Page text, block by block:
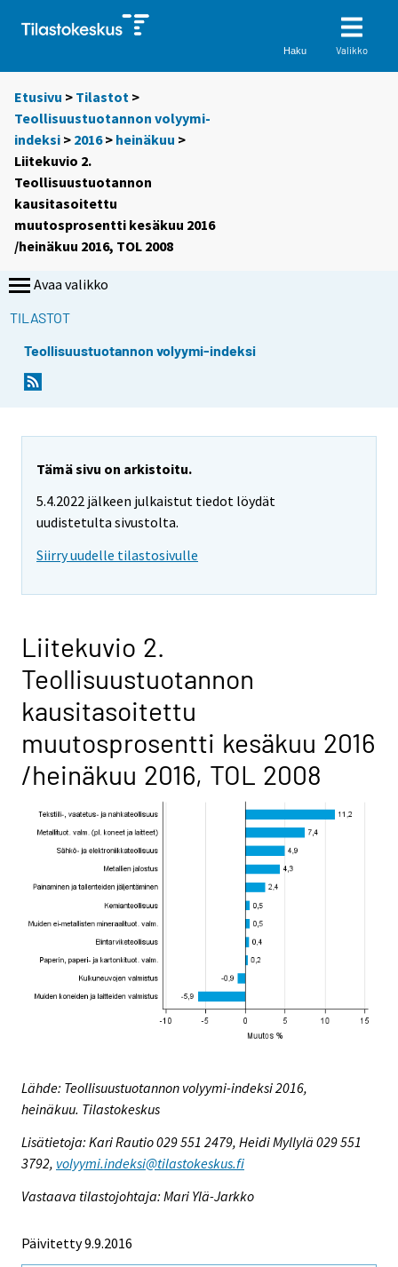
Haku Valikko
Etusivu > Tilastot >
Teollisuustuotannon volyymi-
indeksi > 2016> heinäkuu >
Liitekuvio 2.
Teollisuustuotannon
kausitasoitettu
muutosprosentti kesäkuu 2016
/heinäkuu 2016, TOL 2008
Avaa valikko
TILASTOT
Teollisuustuotannon volyymi-indeksi
Tämä sivu on arkistoitu.
5.4.2022 jälkeen julkaistut tiedot löydät
uudistetulta sivustolta.
Siirry uudelle tilastosivulle
Liitekuvio 2.
Teollisuustuotannon
kausitasoitettu
muutosprosentti kesäkuu 2016
/heinäkuu 2016, TOL 2008
Lähde: Teollisuustuotannon volyymi-indeksi 2016,
heinäkuu. Tilastokeskus
Lisätietoja: Kari Rautio 029 551 2479, Heidi Myllylä 029 551
3792, volyymi.indeksi@tilastokeskus.fi
Vastaava tilastojohtaja: Mari Ylä-Jarkko
Päivitetty 9.9.2016